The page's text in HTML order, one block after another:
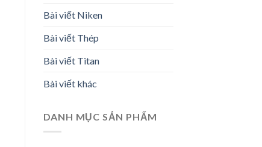
Bài viết Niken
Bài viết Thép
Bài viết Titan
Bài viết khác
DANH MỤC SẢN PHẨM